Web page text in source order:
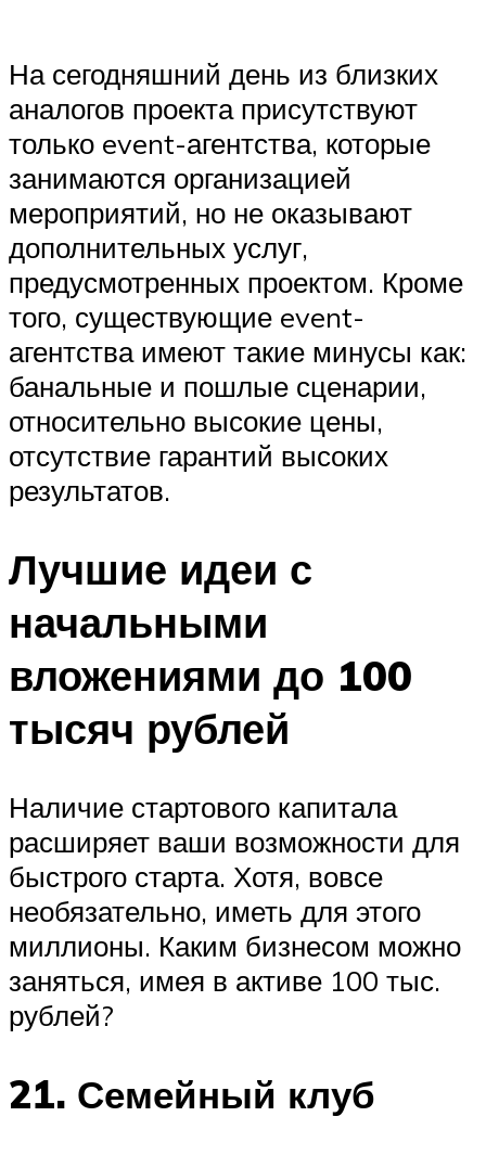
На сегодняшний день из близких
аналогов проекта присутствуют
только event-агентства, которые
занимаются организацией
мероприятий, но не оказывают
дополнительных услуг,
предусмотренных проектом. Кроме
того, существующие event-
агентства имеют такие минусы как:
банальные и пошлые сценарии,
относительно высокие цены,
отсутствие гарантий высоких
результатов.
Лучшие идеи с
начальными
вложениями до 100
тысяч рублей
Наличие стартового капитала
расширяет ваши возможности для
быстрого старта. Хотя, вовсе
необязательно, иметь для этого
миллионы. Каким бизнесом можно
заняться, имея в активе 100 тыс.
рублей?
21. Семейный клуб